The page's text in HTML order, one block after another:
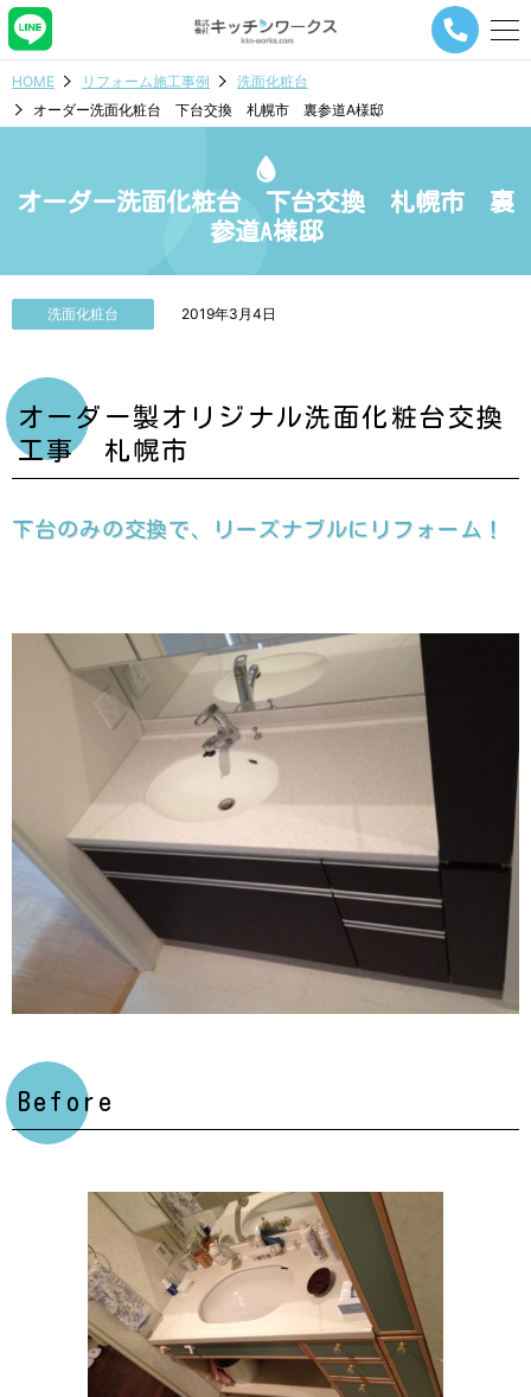
メ
ナ
ー
シ
ボ
HOME リフォーム施工事例
洗面化粧台
オーダー洗面化粧台 下台交換 札幌市 裏参道A様邸
オーダー洗面化粧台 下台交換 札幌市 裏
参道A様邸
洗面化粧台 2019年3月4日
オーダー製オリジナル洗面化粧台交換
工事 札幌市
下台のみの交換で、リーズナブルにリフォーム！
Before